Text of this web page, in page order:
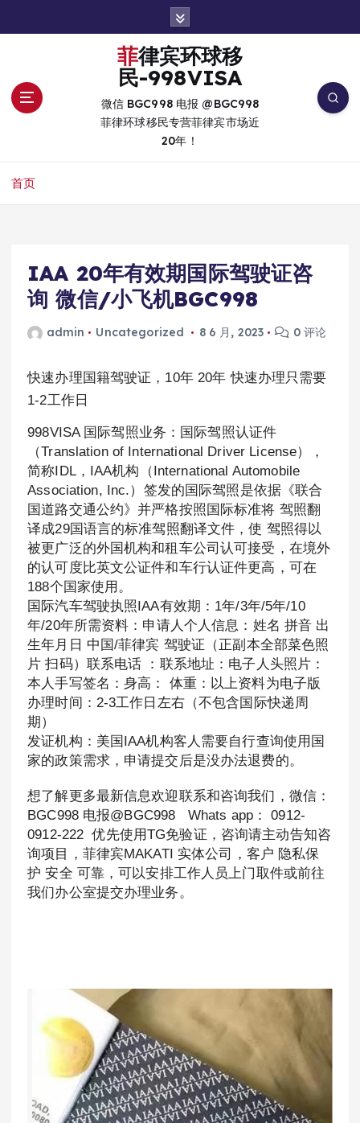
菲律宾环球移
民-998VISA
微信 BGC998 电报 @BGC998
菲律环球移民专营菲律宾市场近
20年！
首页
IAA 20年有效期国际驾驶证咨
询 微信/小飞机BGC998
admin Uncategorized 8 6 月, 2023 0 评论
快速办理国籍驾驶证，10年 20年 快速办理只需要
1-2工作日
998VISA 国际驾照业务：国际驾照认证件
（Translation of International Driver License），
简称IDL，IAA机构（International Automobile
Association, Inc.）签发的国际驾照是依据《联合
国道路交通公约》并严格按照国际标准将 驾照翻
译成29国语言的标准驾照翻译文件，使 驾照得以
被更广泛的外国机构和租车公司认可接受，在境外
的认可度比英文公证件和车行认证件更高，可在
188个国家使用。
国际汽车驾驶执照IAA有效期：1年/3年/5年/10
年/20年所需资料：申请人个人信息：姓名 拼音 出
生年月日 中国/菲律宾 驾驶证（正副本全部菜色照
片 扫码）联系电话 ：联系地址：电子人头照片：
本人手写签名：身高： 体重：以上资料为电子版
办理时间：2-3工作日左右（不包含国际快递周
期）
发证机构：美国IAA机构客人需要自行查询使用国
家的政策需求，申请提交后是没办法退费的。
想了解更多最新信息欢迎联系和咨询我们，微信：
BGC998 电报@BGC998 Whats app： 0912-
0912-222 优先使用TG免验证，咨询请主动告知咨
询项目，菲律宾MAKATI 实体公司，客户 隐私保
护 安全 可靠，可以安排工作人员上门取件或前往
我们办公室提交办理业务。